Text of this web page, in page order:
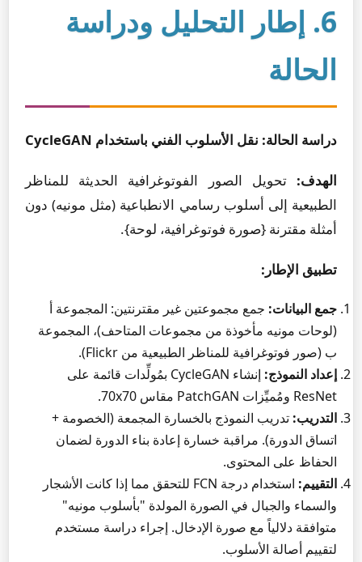
6. إطار التحليل ودراسة
الحالة
دراسة الحالة: نقل الأسلوب الفني باستخدام CycleGAN
الهدف: تحويل الصور الفوتوغرافية الحديثة للمناظر
الطبيعية إلى أسلوب رسامي الانطباعية (مثل مونيه) دون
أمثلة مقترنة {صورة فوتوغرافية، لوحة}.
تطبيق الإطار:
جمع البيانات: جمع مجموعتين غير مقترنتين: المجموعة أ
(لوحات مونيه مأخوذة من مجموعات المتاحف)، المجموعة
ب (صور فوتوغرافية للمناظر الطبيعية من Flickr).
إعداد النموذج:
إنشاء CycleGAN بمُولِّدات قائمة على
ResNet ومُميِّزات PatchGAN مقاس 70x70.
التدريب: تدريب النموذج بالخسارة المجمعة (الخصومة +
اتساق الدورة). مراقبة خسارة إعادة بناء الدورة لضمان
الحفاظ على المحتوى.
التقييم:
استخدام درجة FCN للتحقق مما إذا كانت الأشجار
والسماء والجبال في الصورة المولدة "بأسلوب مونيه"
متوافقة دلالياً مع صورة الإدخال. إجراء دراسة مستخدم
لتقييم أصالة الأسلوب.